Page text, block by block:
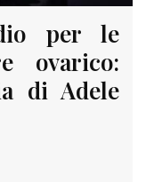
per le
ovarico:
di Adele